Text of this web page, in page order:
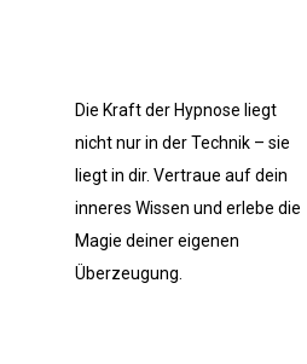
Die Kraft der Hypnose liegt
nicht nur in der Technik – sie
liegt in dir. Vertraue auf dein
inneres Wissen und erlebe die
Magie deiner eigenen
Überzeugung.